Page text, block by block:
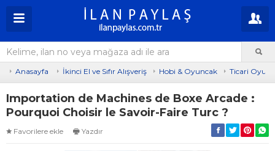
Anasayfa İkinci El ve Sıfır Alışveriş Hobi & Oyuncak Ticari Oyun
Importation de Machines de Boxe Arcade :
Pourquoi Choisir le Savoir-Faire Turc ?
Favorilere ekle Yazdır